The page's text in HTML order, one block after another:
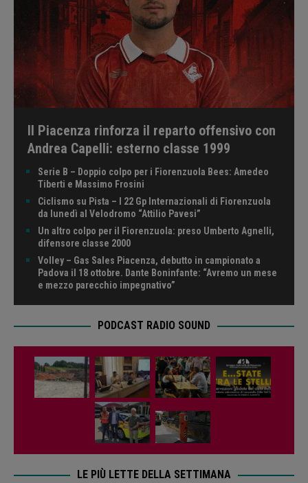
Il Piacenza rinforza il reparto offensivo con
Andrea Capelli: esterno classe 1999
Serie B – Doppio colpo per i Fiorenzuola Bees: Amedeo
Tiberti e Massimo Frosini
Ciclismo su Pista – I 22 Gp Internazionali di Fiorenzuola
da lunedì al Velodromo “Attilio Pavesi”
Un altro colpo per il Fiorenzuola: preso Umberto Agnelli,
difensore classe 2000
Volley – Gas Sales Piacenza, debutto in campionato a
Padova il 18 ottobre. Dante Boninfante: “Avremo un mese
e mezzo parecchio impegnativo”
PODCAST RADIO SOUND
LE PIÙ LETTE DELLA SETTIMANA